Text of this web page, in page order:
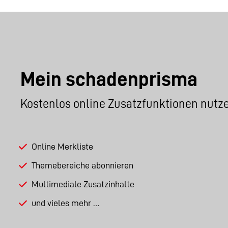
Mein schadenprisma
Kostenlos online Zusatzfunktionen
Online Merkliste
Themebereiche abonnieren
Multimediale Zusatzinhalte
und vieles mehr …